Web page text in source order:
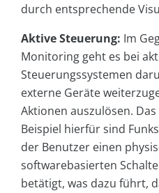
durch entsprechende
Aktive Steuerung: Im
Monitoring geht es bei
Steuerungssystemen
externe Geräte
Aktionen auszulösen.
Beispiel hierfür sind
der Benutzer einen
softwarebasierten
betätigt, was dazu führt,